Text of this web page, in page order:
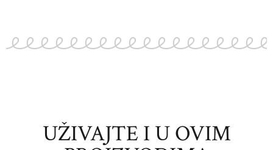
UŽIVAJTE I U OVIM